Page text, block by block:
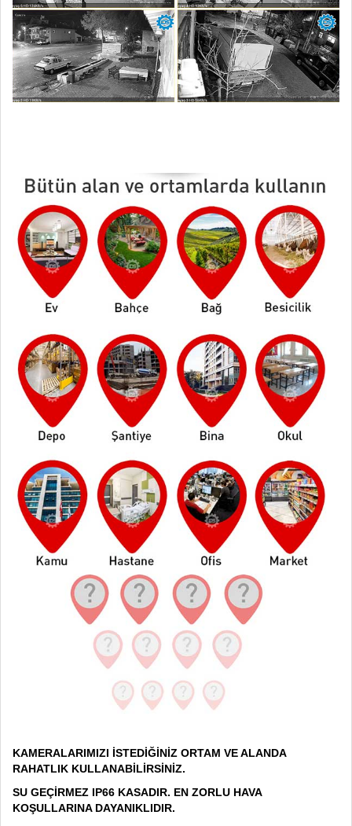
KAMERALARIMIZI İSTEDİĞİNİZ ORTAM VE ALANDA
RAHATLIK KULLANABİLİRSİNİZ.
SU GEÇİRMEZ IP66 KASADIR. EN ZORLU HAVA
KOŞULLARINA DAYANIKLIDIR.